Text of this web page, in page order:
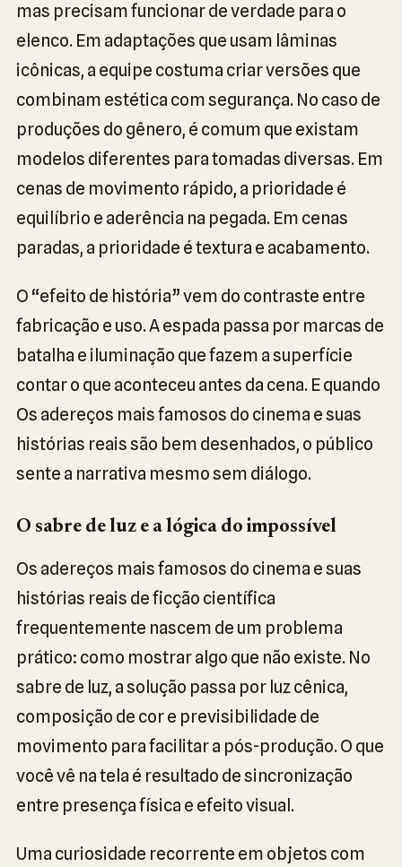
mas precisam funcionar de verdade para o
elenco. Em adaptações que usam lâminas
icônicas, a equipe costuma criar versões que
combinam estética com segurança. No caso de
produções do gênero, é comum que existam
modelos diferentes para tomadas diversas. Em
cenas de movimento rápido, a prioridade é
equilíbrio e aderência na pegada. Em cenas
paradas, a prioridade é textura e acabamento.
O “efeito de história” vem do contraste entre
fabricação e uso. A espada passa por marcas de
batalha e iluminação que fazem a superfície
contar o que aconteceu antes da cena. E quando
Os adereços mais famosos do cinema e suas
histórias reais são bem desenhados, o público
sente a narrativa mesmo sem diálogo.
O sabre de luz e a lógica do impossível
Os adereços mais famosos do cinema e suas
histórias reais de ficção científica
frequentemente nascem de um problema
prático: como mostrar algo que não existe. No
sabre de luz, a solução passa por luz cênica,
composição de cor e previsibilidade de
movimento para facilitar a pós-produção. O que
você vê na tela é resultado de sincronização
entre presença física e efeito visual.
Uma curiosidade recorrente em objetos com